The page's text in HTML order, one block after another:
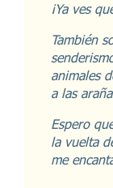
¡Ya ves
También
animales
a las
Espero
la vuelta
me